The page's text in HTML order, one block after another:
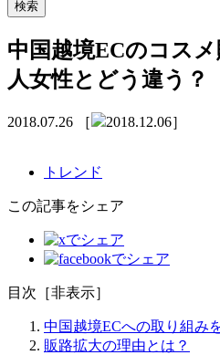
中国越境ECのコス
人女性とどう違う？
2018.07.26 ［ 2018.12.06］
トレンド
この記事をシェア
目次 ［非表示］
中国越境ECへの取り組み
販路拡大の理由とは？